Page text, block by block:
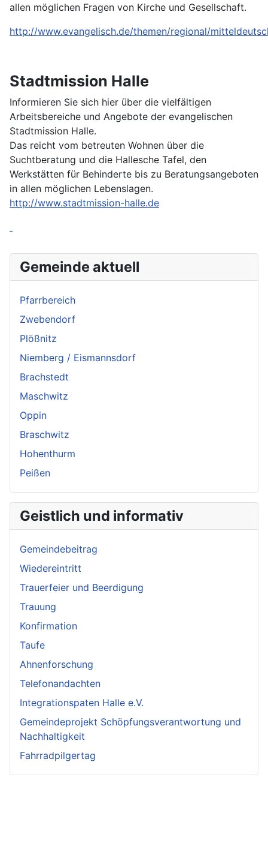
allen möglichen Fragen von Kirche und Gesellschaft.
http://www.evangelisch.de/themen/regional/
Stadtmission Halle
Informieren Sie sich hier über die vielfältigen
Arbeitsbereiche und Angebote der evangelischen
Stadtmission Halle.
Das reicht vom betreuten Wohnen über die
Suchtberatung und die Hallesche Tafel, den
Werkstätten für Behinderte bis zu Beratungsangeboten
in allen möglichen Lebenslagen.
http://www.stadtmission-halle.de
Gemeinde aktuell
Pfarrbereich
Zwebendorf
Plößnitz
Niemberg / Eismannsdorf
Brachstedt
Maschwitz
Oppin
Braschwitz
Hohenthurm
Peißen
Geistlich und informativ
Gemeindebeitrag
Wiedereintritt
Trauerfeier und Beerdigung
Trauung
Konfirmation
Taufe
Ahnenforschung
Telefonandachten
Integrationspaten Halle e.V.
Gemeindeprojekt Schöpfungsverantwortung und
Nachhaltigkeit
Fahrradpilgertag